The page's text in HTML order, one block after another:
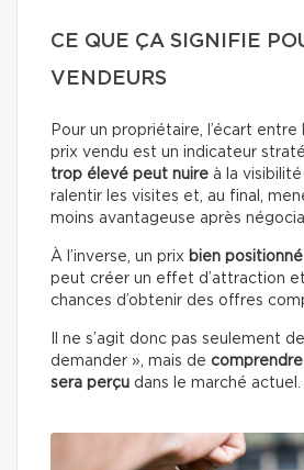
CE QUE ÇA SIGNIFIE
VENDEURS
Pour un propriétaire, l’écart
prix vendu est un indicateur
trop élevé peut nuire à la
ralentir les visites et, au final,
moins avantageuse après
À l’inverse, un prix bien positionné
peut créer un effet d’attraction
chances d’obtenir des offres
Il ne s’agit donc pas seulement
demander », mais de
sera perçu dans le marché actuel.